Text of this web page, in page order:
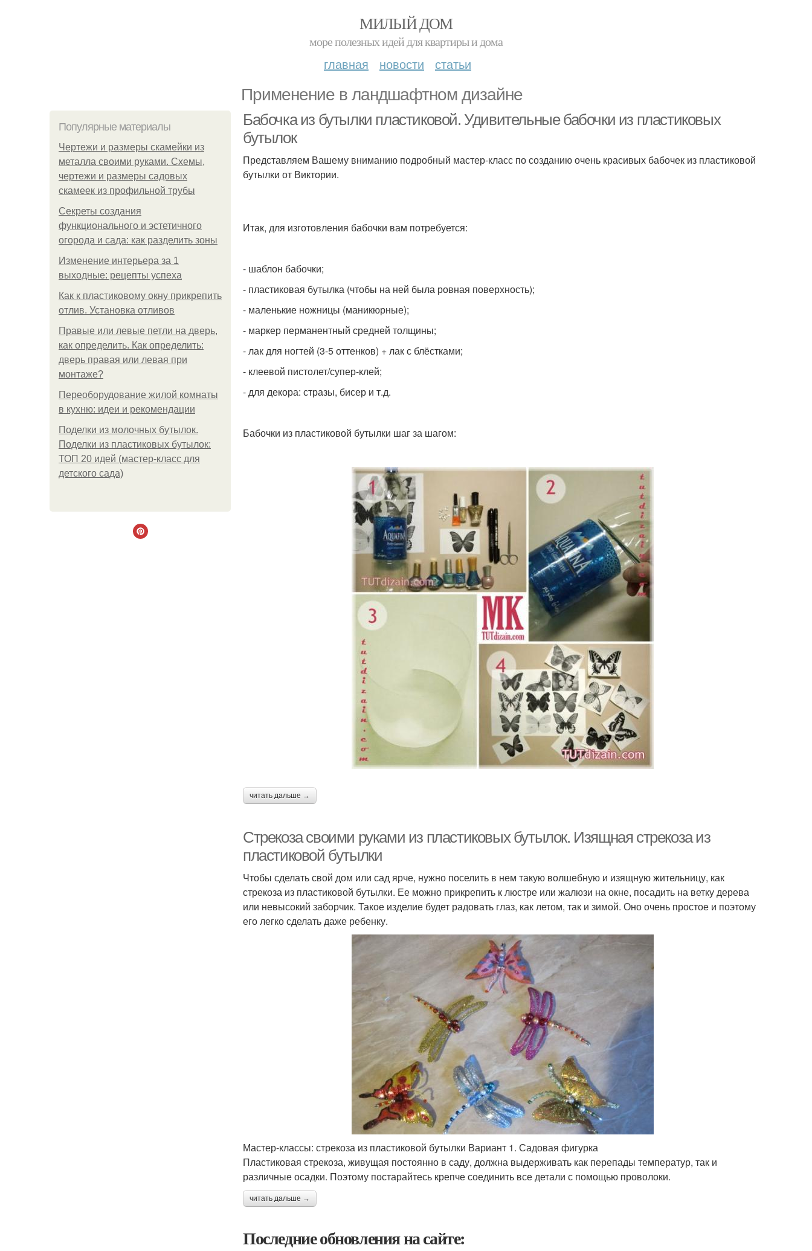
МИЛЫЙ ДОМ
море полезных идей для квартиры и дома
главная новости статьи
Применение в ландшафтном дизайне
Популярные материалы
Чертежи и размеры скамейки из
металла своими руками. Схемы,
чертежи и размеры садовых
скамеек из профильной трубы
Секреты создания
функционального и эстетичного
огорода и сада: как разделить зоны
Изменение интерьера за 1
выходные: рецепты успеха
Как к пластиковому окну прикрепить
отлив. Установка отливов
Правые или левые петли на дверь,
как определить. Как определить:
дверь правая или левая при
монтаже?
Переоборудование жилой комнаты
в кухню: идеи и рекомендации
Поделки из молочных бутылок.
Поделки из пластиковых бутылок:
ТОП 20 идей (мастер-класс для
детского сада)
Бабочка из бутылки пластиковой. Удивительные бабочки из пластиковых
бутылок
Представляем Вашему вниманию подробный мастер-класс по созданию очень красивых бабочек из пластиковой
бутылки от Виктории.
Итак, для изготовления бабочки вам потребуется:
- шаблон бабочки;
- пластиковая бутылка (чтобы на ней была ровная поверхность);
- маленькие ножницы (маникюрные);
- маркер перманентный средней толщины;
- лак для ногтей (3-5 оттенков) + лак с блёстками;
- клеевой пистолет/супер-клей;
- для декора: стразы, бисер и т.д.
Бабочки из пластиковой бутылки шаг за шагом:
читать дальше →
Стрекоза своими руками из пластиковых бутылок. Изящная стрекоза из
пластиковой бутылки
Чтобы сделать свой дом или сад ярче, нужно поселить в нем такую волшебную и изящную жительницу, как
стрекоза из пластиковой бутылки. Ее можно прикрепить к люстре или жалюзи на окне, посадить на ветку дерева
или невысокий заборчик. Такое изделие будет радовать глаз, как летом, так и зимой. Оно очень простое и поэтому
его легко сделать даже ребенку.
Мастер-классы: стрекоза из пластиковой бутылки Вариант 1. Садовая фигурка
Пластиковая стрекоза, живущая постоянно в саду, должна выдерживать как перепады температур, так и
различные осадки. Поэтому постарайтесь крепче соединить все детали с помощью проволоки.
читать дальше →
Последние обновления на сайте: